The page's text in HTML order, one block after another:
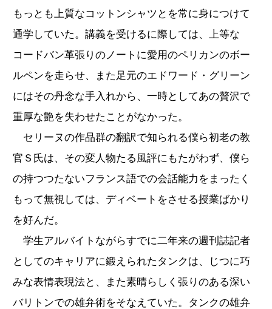
もっとも上質なコットンシャツとを常に身につけて
通学していた。講義を受けるに際しては、上等な
コードバン革張りのノートに愛用のペリカンのボー
ルペンを走らせ、また足元のエドワード・グリーン
にはその丹念な手入れから、一時としてあの贅沢で
重厚な艶を失わせたことがなかった。
セリーヌの作品群の翻訳で知られる僕ら初老の教
官Ｓ氏は、その変人物たる風評にもたがわず、僕ら
の持つつたないフランス語での会話能力をまったく
もって無視しては、ディベートをさせる授業ばかり
を好んだ。
学生アルバイトながらすでに二年来の週刊誌記者
としてのキャリアに鍛えられたタンクは、じつに巧
みな表情表現法と、また素晴らしく張りのある深い
バリトンでの雄弁術をそなえていた。タンクの雄弁